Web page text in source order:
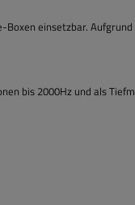
einsetzbar.
bis 2000Hz und als